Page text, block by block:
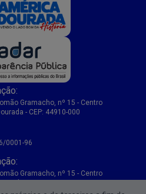
Dourada-BA
Gramacho, nº 15 - Centro
- CEP: 44910-000
0001-96
Gramacho, nº 15 - Centro